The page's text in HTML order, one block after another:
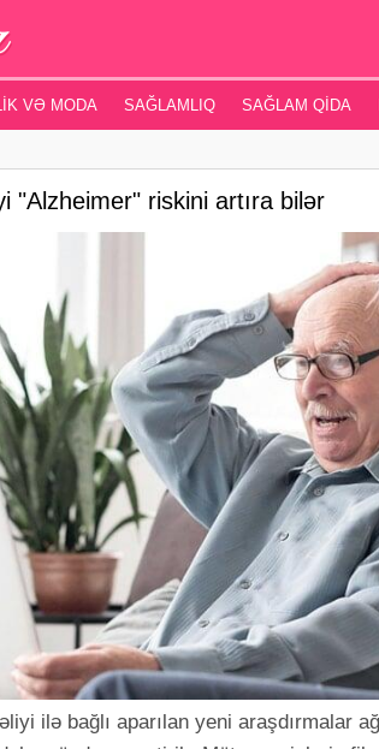
VƏ MODA SAĞLAMLIQ SAĞLAM QIDA
"Alzheimer" riskini artıra bilər
ilə bağlı aparılan yeni araşdırmalar